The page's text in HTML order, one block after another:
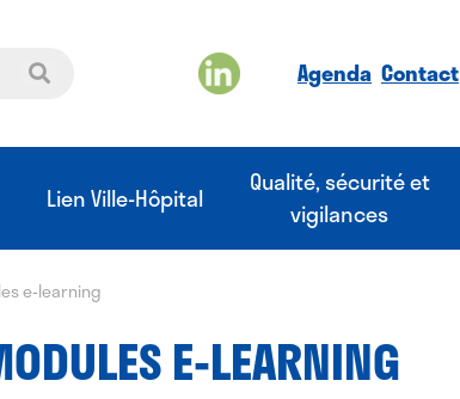
Agenda Contact
Lien Ville-Hôpital
Qualité, sécurité et
vigilances
e-learning
E-LEARNING